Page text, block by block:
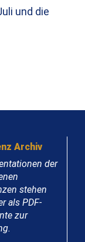
und die
Archiv
der
stehen
als PDF-
zur